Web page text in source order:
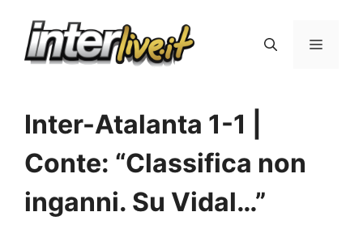
Menu
Inter-Atalanta 1-1 |
Conte: “Classifica non
inganni. Su Vidal…”